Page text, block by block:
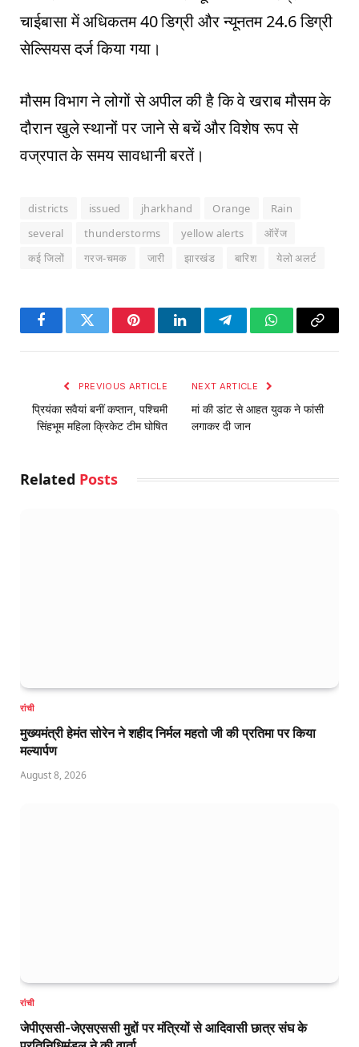
चाईबासा में अधिकतम 40 डिग्री और न्यूनतम 24.6 डिग्री
सेल्सियस दर्ज किया गया।
मौसम विभाग ने लोगों से अपील की है कि वे खराब मौसम के
दौरान खुले स्थानों पर जाने से बचें और विशेष रूप से
वज्रपात के समय सावधानी बरतें।
districts issued jharkhand Orange
Rain
several
thunderstorms yellow alerts
ऑरेंज
कई जिलों
गरज-चमक जारी झारखंड बारिश येलो अलर्ट
FacebookTwitter PinterestLinkedInTelegramWhatsApp
Copy
PREVIOUS ARTICLE
प्रियंका सवैयां बनीं कप्तान, पश्चिमी
सिंहभूम महिला क्रिकेट टीम घोषित
NEXT ARTICLE
मां की डांट से आहत युवक ने फांसी
लगाकर दी जान
Related Posts
रांची
मुख्यमंत्री हेमंत सोरेन ने शहीद निर्मल महतो जी की प्रतिमा पर किया
मल्यार्पण
August 8, 2026
रांची
जेपीएससी-जेएसएससी मुद्दों पर मंत्रियों से आदिवासी छात्र संघ के